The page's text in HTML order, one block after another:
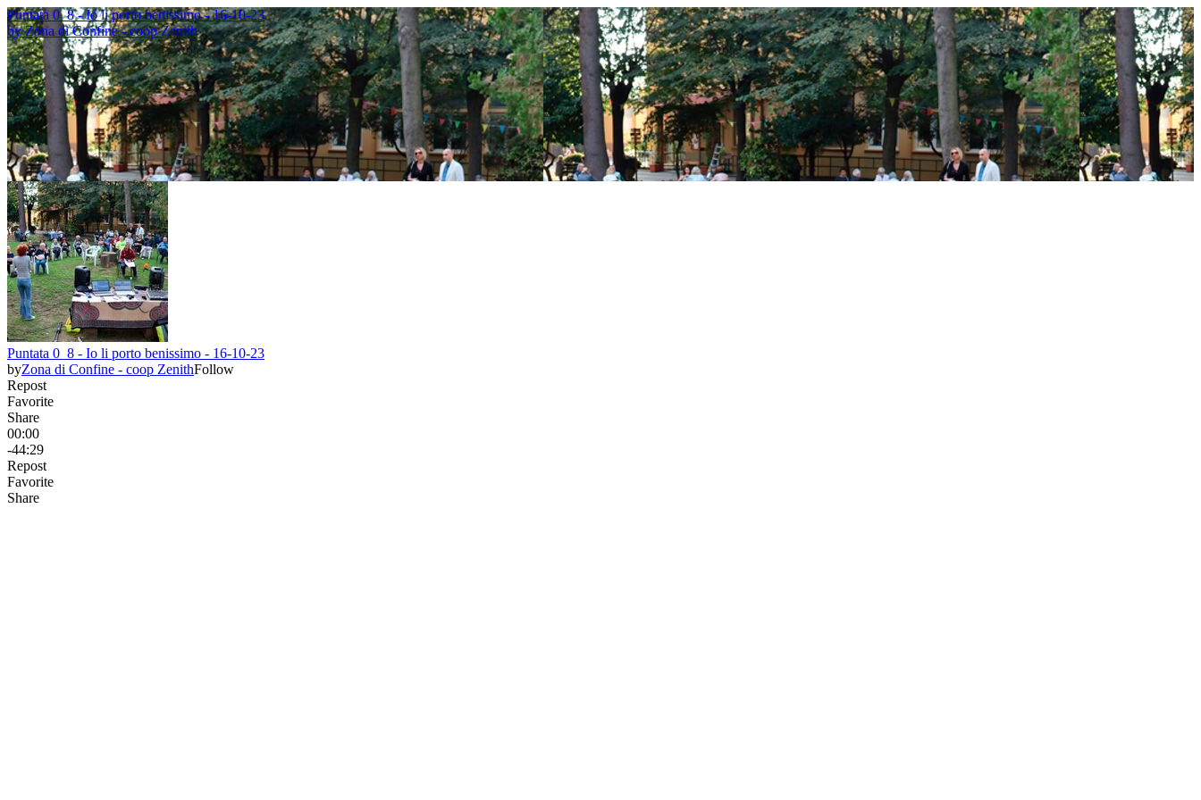
Puntata 0_8 - Io li porto benissimo - 16-10-23
byZona di Confine - coop Zenith
Puntata 0_8 - Io li porto benissimo - 16-10-23
byZona di Confine - coop ZenithFollow
Repost
Favorite
Share
00:00
-44:29
Repost
Favorite
Share